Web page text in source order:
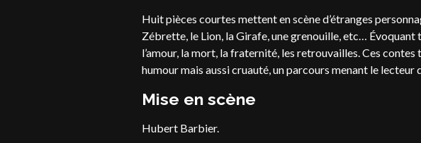
Huit pièces courtes mettent en scène d’étranges
Zébrette, le Lion, la Girafe, une grenouille, etc… Évoquant
l’amour, la mort, la fraternité, les retrouvailles. Ces
humour mais aussi cruauté, un parcours menant le lecteur
Mise en scène
Hubert Barbier.